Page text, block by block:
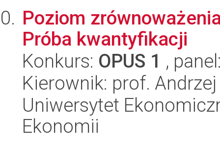
Poziom
Próba kwantyfikacji
Konkurs: OPUS 1 ,
Kierownik: prof.
Uniwersytet
Ekonomii